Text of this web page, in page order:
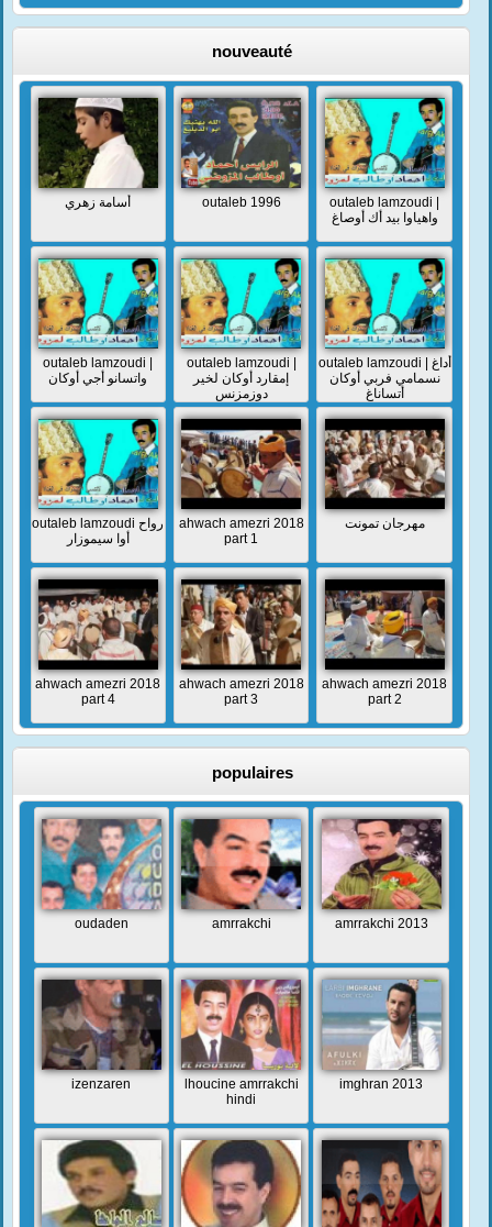
nouveauté
أسامة زهري outaleb 1996
outaleb lamzoudi |
واهياوا بيد أك أوصاغ
outaleb lamzoudi |
واتسانو أجي أوكان
outaleb lamzoudi |
إمقارد أوكان لخير
دوزمزنس
outaleb lamzoudi | أداغ
نسمامي فربي أوكان
أتساناغ
outaleb lamzoudi رواح
أوا سيموزار
ahwach amezri 2018
part 1
مهرجان تمونت
ahwach amezri 2018
part 4
ahwach amezri 2018
part 3
ahwach amezri 2018
part 2
populaires
oudaden amrrakchi amrrakchi 2013
izenzaren
lhoucine amrrakchi
hindi
imghran 2013